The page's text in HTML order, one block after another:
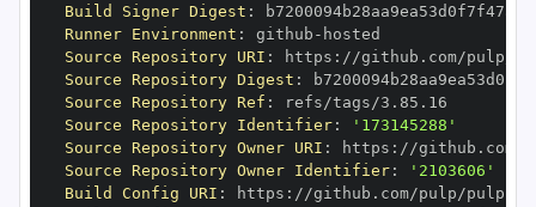
Build Signer Digest :
Runner Environment : github -
Source Repository URI : https :
Source Repository Digest :
Source Repository Ref :
Source Repository Identifier:
'173145288'
Source Repository Owner URI : https :
Source Repository Owner Identifier:
'2103606'
Build Config URI : https :